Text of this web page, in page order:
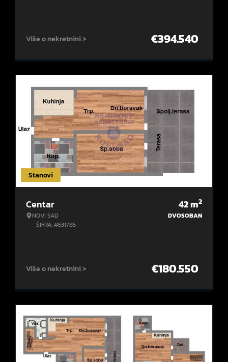
Više o nekretnini > €394.540
Stanovi
Centar
NOVI SAD
ŠIFRA: #531785
42m2
DVOSOBAN
Više o nekretnini > €180.550